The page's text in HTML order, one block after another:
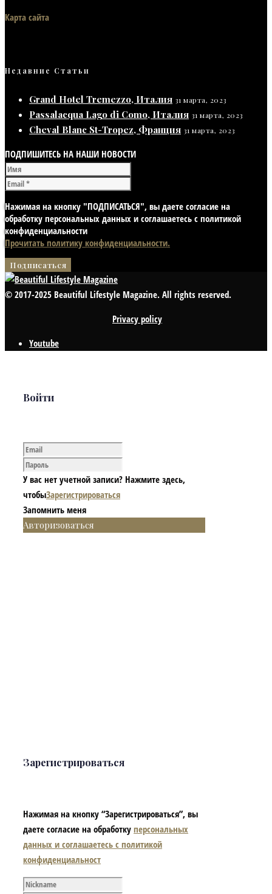
Карта сайта
Недавние Статьи
Grand Hotel Tremezzo, Италия 31 марта, 2023
Passalacqua Lago di Como, Италия 31 марта, 2023
Cheval Blanc St-Tropez, Франция 31 марта, 2023
ПОДПИШИТЕСЬ НА НАШИ НОВОСТИ
Нажимая на кнопку "ПОДПИСАТЬСЯ", вы даете согласие на
обработку персональных данных и соглашаетесь с политикой
конфиденциальности
Прочитать политику конфиденциальности.
© 2017-2025 Beautiful Lifestyle Magazine. All rights reserved.
Privacy policy
Youtube
Войти
У вас нет учетной записи? Нажмите здесь,
чтобыЗарегистрироваться
Запомнить меня
Авторизоваться
Зарегистрироваться
Нажимая на кнопку “Зарегистрироваться”, вы
даете согласие на обработку персональных
данных и соглашаетесь с политикой
конфиденциальност